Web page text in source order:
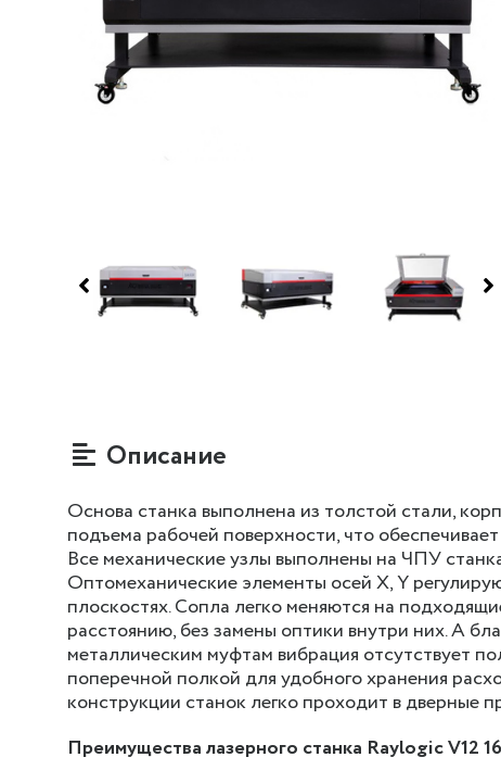
Описание
Основа станка выполнена из толстой стали,
подъема рабочей поверхности, что
Все механические узлы выполнены на ЧПУ
Оптомеханические элементы осей X, Y
плоскостях. Сопла легко меняются на
расстоянию, без замены оптики внутри них. А
металлическим муфтам вибрация отсутствует
поперечной полкой для удобного хранения
конструкции станок легко проходит в дверные
Преимущества лазерного станка Raylogic V12